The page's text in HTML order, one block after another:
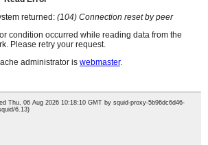
Aluminijski Hard Shell Šator
Products Co., Ltd. je osnovana 2005.
za dizajn i proizvodnju šatora za
tendi......